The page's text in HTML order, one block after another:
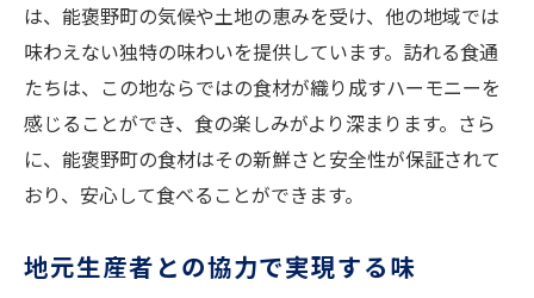
は、能褒野町の気候や土地の恵みを受け、他の地域では
味わえない独特の味わいを提供しています。訪れる食通
たちは、この地ならではの食材が織り成すハーモニーを
感じることができ、食の楽しみがより深まります。さら
に、能褒野町の食材はその新鮮さと安全性が保証されて
おり、安心して食べることができます。
地元生産者との協力で実現する味